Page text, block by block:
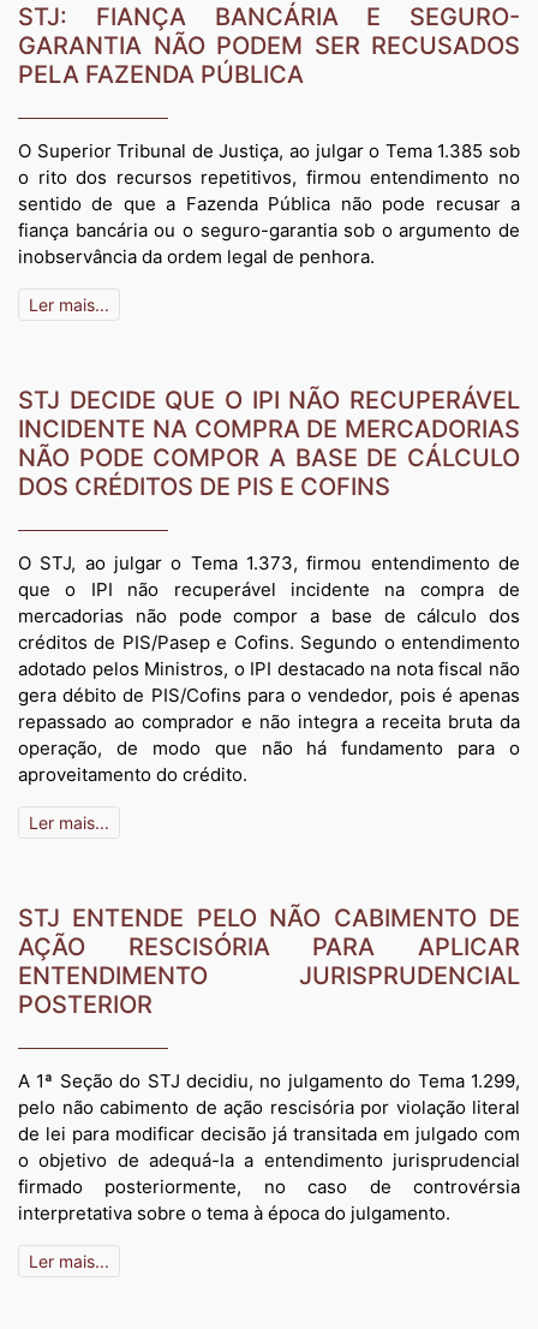
STJ: FIANÇA BANCÁRIA E SEGURO-
GARANTIA NÃO PODEM SER RECUSADOS
PELA FAZENDA PÚBLICA
O Superior Tribunal de Justiça, ao julgar o Tema 1.385 sob
o rito dos recursos repetitivos, firmou entendimento no
sentido de que a Fazenda Pública não pode recusar a
fiança bancária ou o seguro-garantia sob o argumento de
inobservância da ordem legal de penhora.
Ler mais...
STJ DECIDE QUE O IPI NÃO RECUPERÁVEL
INCIDENTE NA COMPRA DE MERCADORIAS
NÃO PODE COMPOR A BASE DE CÁLCULO
DOS CRÉDITOS DE PIS E COFINS
O STJ, ao julgar o Tema 1.373, firmou entendimento de
que o IPI não recuperável incidente na compra de
mercadorias não pode compor a base de cálculo dos
créditos de PIS/Pasep e Cofins. Segundo o entendimento
adotado pelos Ministros, o IPI destacado na nota fiscal não
gera débito de PIS/Cofins para o vendedor, pois é apenas
repassado ao comprador e não integra a receita bruta da
operação, de modo que não há fundamento para o
aproveitamento do crédito.
Ler mais...
STJ ENTENDE PELO NÃO CABIMENTO DE
AÇÃO RESCISÓRIA PARA APLICAR
ENTENDIMENTO JURISPRUDENCIAL
POSTERIOR
A 1ª Seção do STJ decidiu, no julgamento do Tema 1.299,
pelo não cabimento de ação rescisória por violação literal
de lei para modificar decisão já transitada em julgado com
o objetivo de adequá-la a entendimento jurisprudencial
firmado posteriormente, no caso de controvérsia
interpretativa sobre o tema à época do julgamento.
Ler mais...